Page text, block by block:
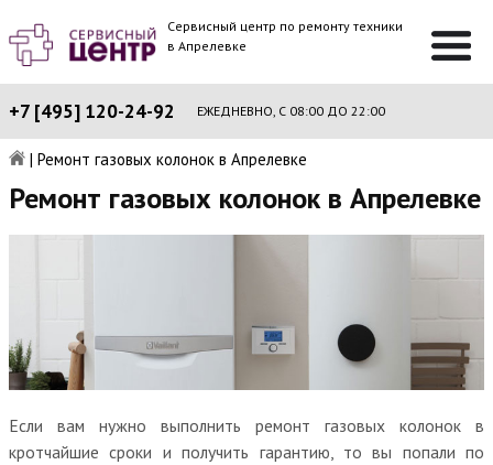
Сервисный центр по ремонту техники
в Апрелевке
+7 [495] 120-24-92 ЕЖЕДНЕВНО, С 08:00 ДО 22:00
| Ремонт газовых колонок в Апрелевке
Ремонт газовых колонок в Апрелевке
Если вам нужно выполнить ремонт газовых колонок в
кротчайшие сроки и получить гарантию, то вы попали по